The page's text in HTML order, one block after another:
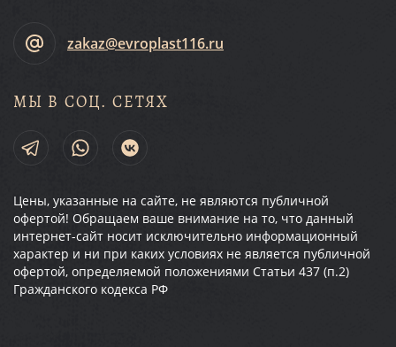
zakaz@evroplast116.ru
МЫ В СОЦ. СЕТЯХ
Цены, указанные на сайте, не являются публичной
офертой! Обращаем ваше внимание на то, что данный
интернет-сайт носит исключительно информационный
характер и ни при каких условиях не является публичной
офертой, определяемой положениями Статьи 437 (п.2)
Гражданского кодекса РФ